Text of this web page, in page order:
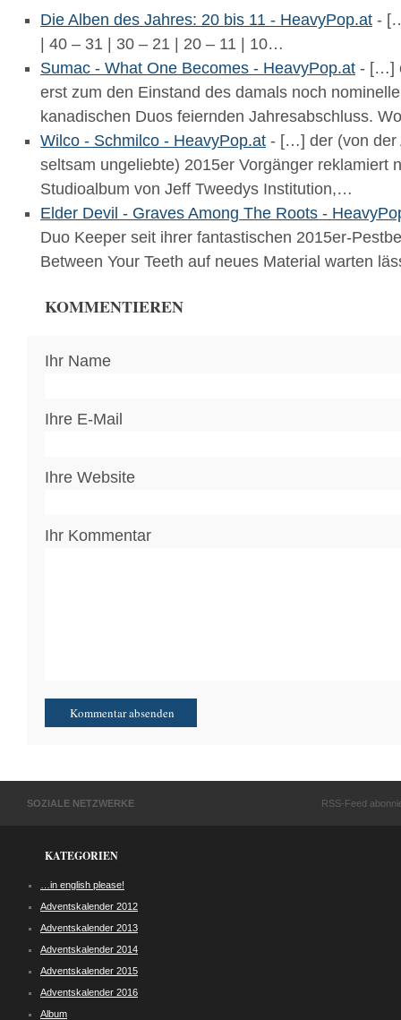
Die Alben des Jahres: 20 bis 11 - HeavyPop.at -
| 40 – 31 | 30 – 21 | 20 – 11 | 10…
Sumac - What One Becomes - HeavyPop.at - […]
erst zum den Einstand des damals noch
kanadischen Duos feiernden Jahresabschluss.
Wilco - Schmilco - HeavyPop.at - […] der (von der
seltsam ungeliebte) 2015er Vorgänger reklamiert
Studioalbum von Jeff Tweedys Institution,…
Elder Devil - Graves Among The Roots -
Duo Keeper seit ihrer fantastischen 2015er-
Between Your Teeth auf neues Material warten
KOMMENTIEREN
Ihr Name
Ihre E-Mail
Ihre Website
Ihr Kommentar
SOZIALE NETZWERKE RSS-Feed
KATEGORIEN
…in english please!
Adventskalender 2012
Adventskalender 2013
Adventskalender 2014
Adventskalender 2015
Adventskalender 2016
Album